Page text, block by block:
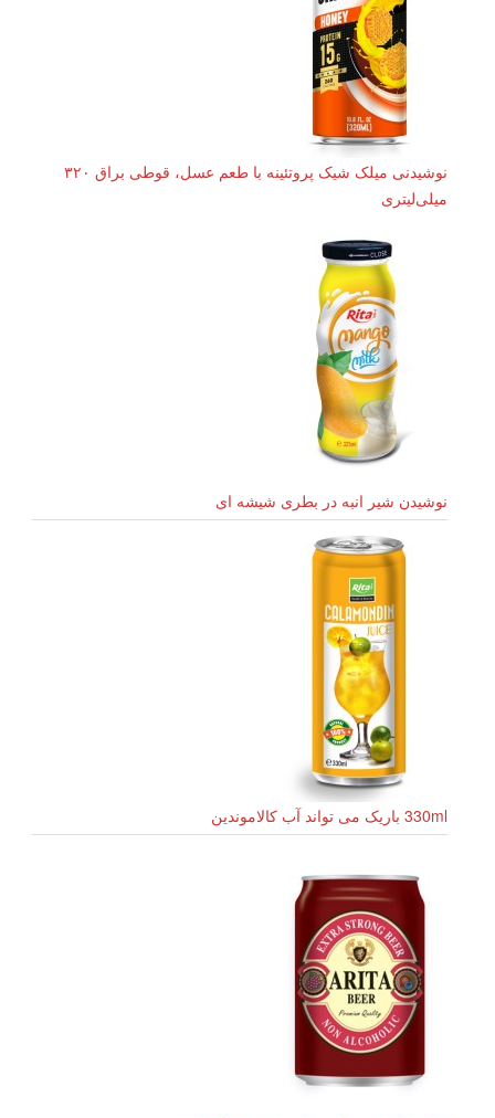
نوشیدنی میلک شیک پروتئینه با طعم عسل، قوطی براق ۳۲۰
میلی‌لیتری
نوشیدن شیر انبه در بطری شیشه ای
330ml باریک می تواند آب کالاموندین